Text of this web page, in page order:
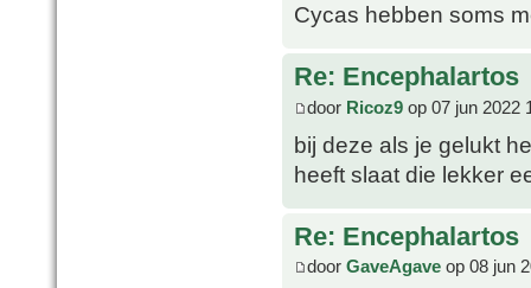
Cycas hebben soms
Re: Encephalartos
door Ricoz9 op 07 jun 2022
bij deze als je gelukt
heeft slaat die lekker
Re: Encephalartos
door GaveAgave op 08 jun